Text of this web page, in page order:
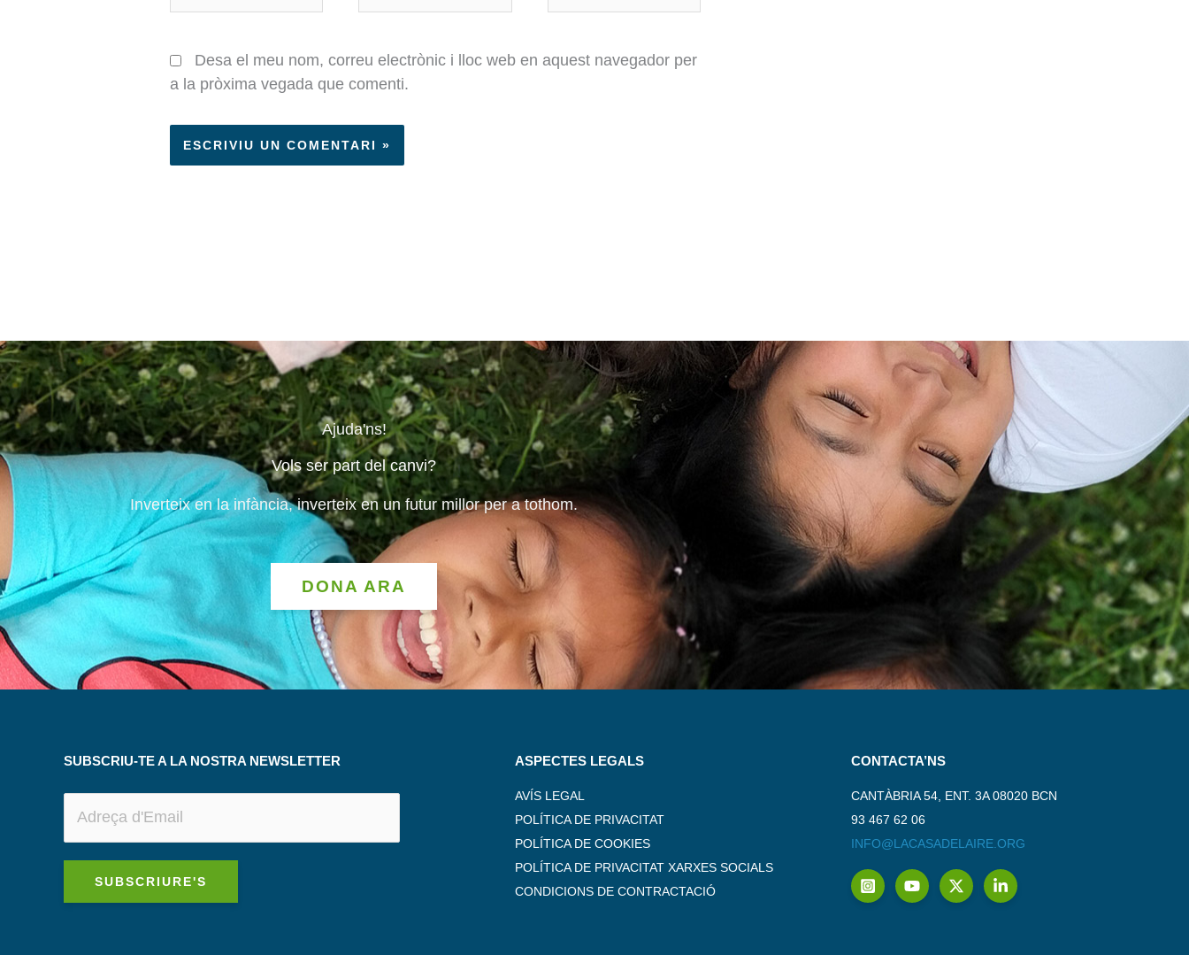
Desa el meu nom, correu electrònic i lloc web en aquest navegador per
a la pròxima vegada que comenti.
Ajuda'ns!
Vols ser part del canvi?
Inverteix en la infància, inverteix en un futur millor per a tothom.
DONA ARA
SUBSCRIU-TE A LA NOSTRA NEWSLETTER
SUBSCRIURE'S
ASPECTES LEGALS
AVÍS LEGAL
POLÍTICA DE PRIVACITAT
POLÍTICA DE COOKIES
POLÍTICA DE PRIVACITAT XARXES SOCIALS
CONDICIONS DE CONTRACTACIÓ
CONTACTA’NS
CANTÀBRIA 54, ENT. 3A 08020 BCN
93 467 62 06
INFO@LACASADELAIRE.ORG